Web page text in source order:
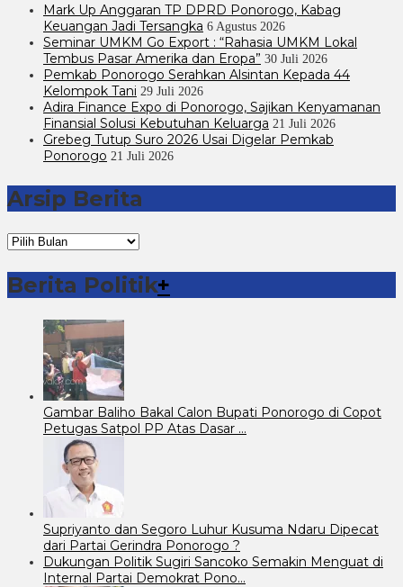
Mark Up Anggaran TP DPRD Ponorogo, Kabag
Keuangan Jadi Tersangka 6 Agustus 2026
Seminar UMKM Go Export : “Rahasia UMKM Lokal
Tembus Pasar Amerika dan Eropa” 30 Juli 2026
Pemkab Ponorogo Serahkan Alsintan Kepada 44
Kelompok Tani 29 Juli 2026
Adira Finance Expo di Ponorogo, Sajikan Kenyamanan
Finansial Solusi Kebutuhan Keluarga 21 Juli 2026
Grebeg Tutup Suro 2026 Usai Digelar Pemkab
Ponorogo 21 Juli 2026
Arsip Berita
Arsip
Berita
Berita Politik+
Gambar Baliho Bakal Calon Bupati Ponorogo di Copot
Petugas Satpol PP Atas Dasar …
Supriyanto dan Segoro Luhur Kusuma Ndaru Dipecat
dari Partai Gerindra Ponorogo ?
Dukungan Politik Sugiri Sancoko Semakin Menguat di
Internal Partai Demokrat Pono…